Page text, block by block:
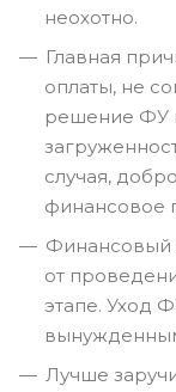
неохотно.
Главная
оплаты, не
решение ФУ
случая,
финансовое
Финансовый
от
этапе. Уход
Лучше